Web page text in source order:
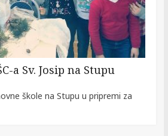
a Sv. Josip na Stupu
škole na Stupu u pripremi za